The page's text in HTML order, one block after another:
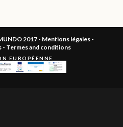
2017 - Mentions légales -
- Termes and conditions
EUROPÉENNE